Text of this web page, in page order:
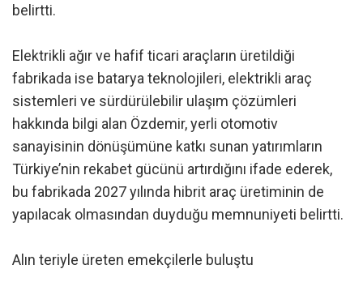
belirtti.
Elektrikli ağır ve hafif ticari araçların üretildiği
fabrikada ise batarya teknolojileri, elektrikli araç
sistemleri ve sürdürülebilir ulaşım çözümleri
hakkında bilgi alan Özdemir, yerli otomotiv
sanayisinin dönüşümüne katkı sunan yatırımların
Türkiye’nin rekabet gücünü artırdığını ifade ederek,
bu fabrikada 2027 yılında hibrit araç üretiminin de
yapılacak olmasından duyduğu memnuniyeti belirtti.
Alın teriyle üreten emekçilerle buluştu